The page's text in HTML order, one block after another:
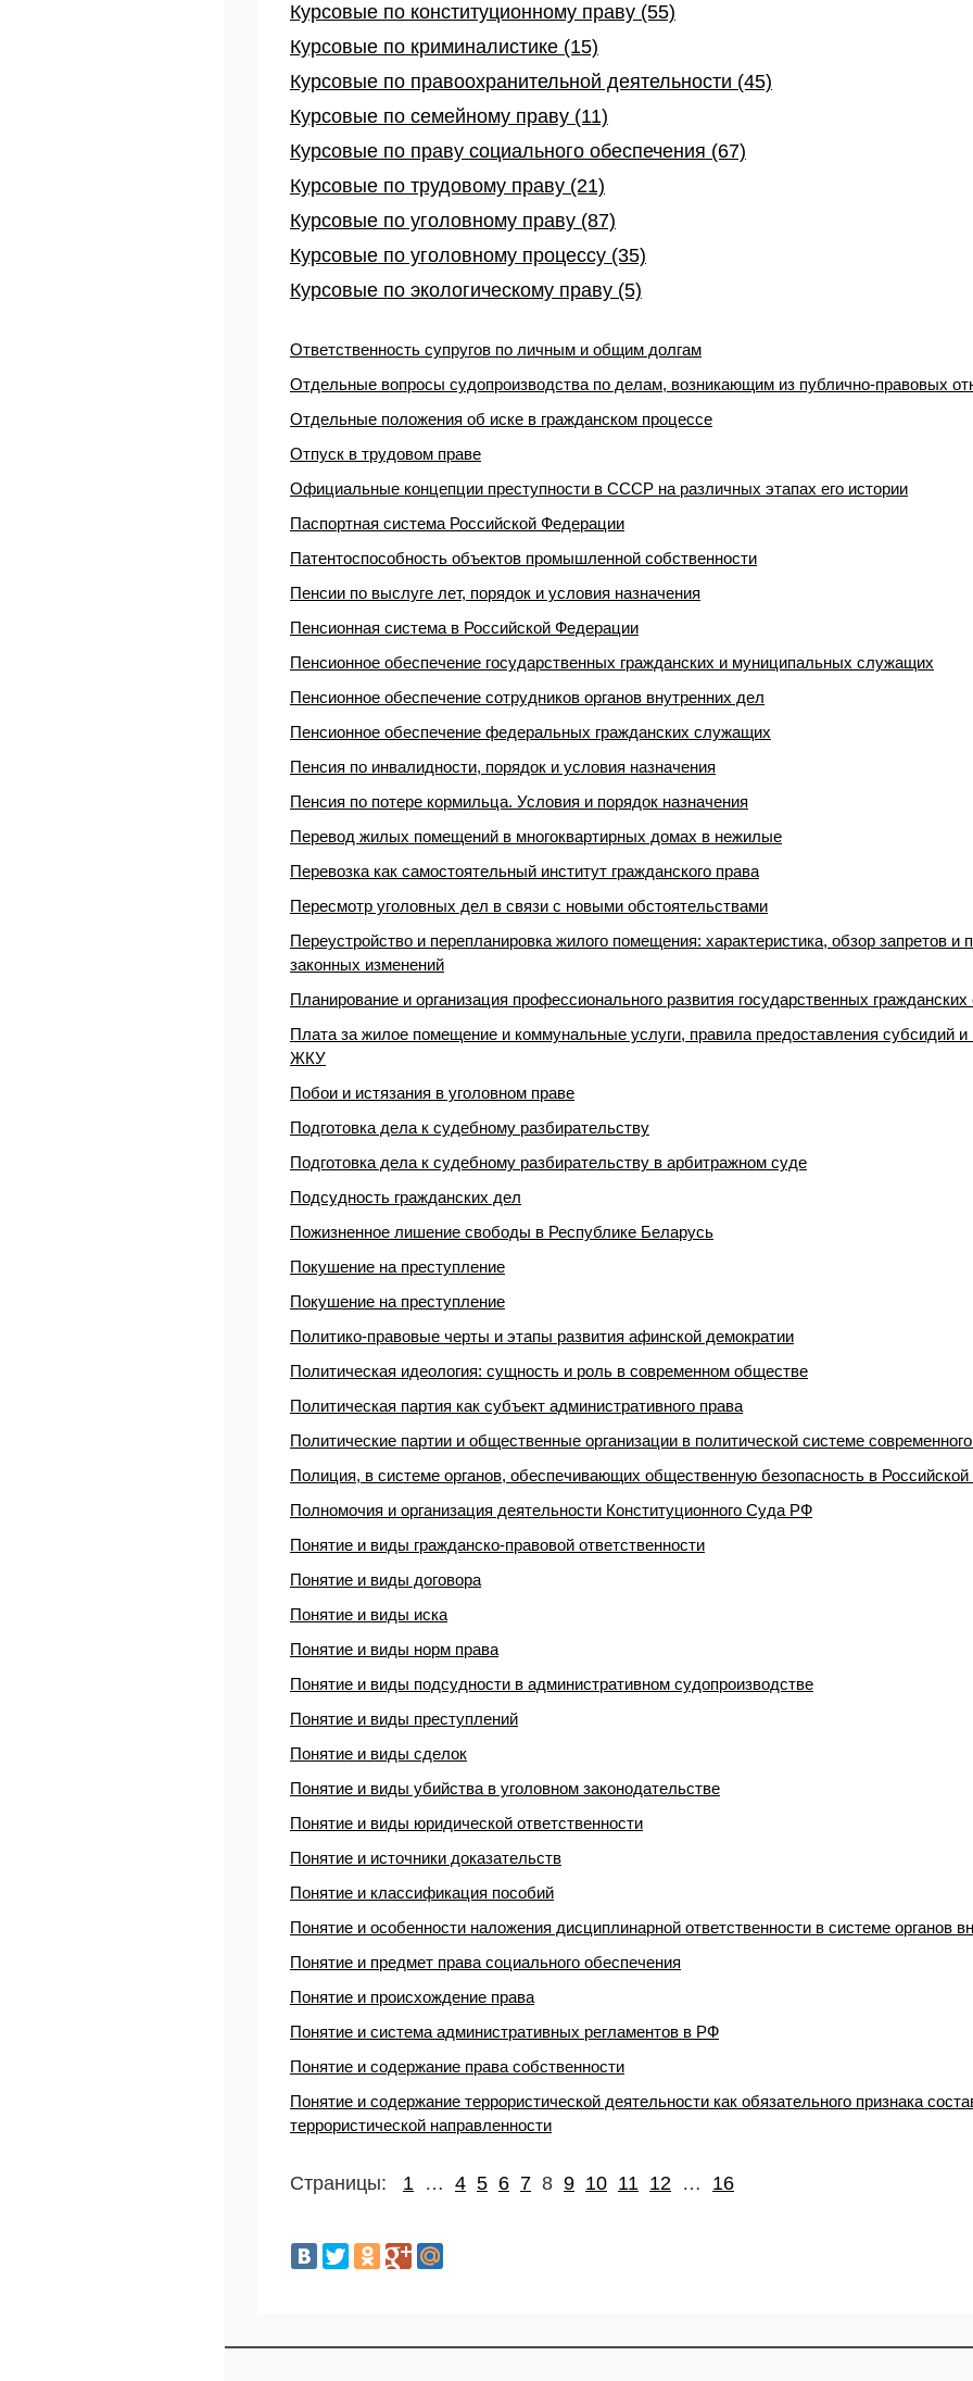
Курсовые по конституционному праву (55)
Курсовые по криминалистике (15)
Курсовые по правоохранительной деятельности (45)
Курсовые по семейному праву (11)
Курсовые по праву социального обеспечения (67)
Курсовые по трудовому праву (21)
Курсовые по уголовному праву (87)
Курсовые по уголовному процессу (35)
Курсовые по экологическому праву (5)
Ответственность супругов по личным и общим долгам
Отдельные вопросы судопроизводства по делам, возникающим из публично-правовых
Отдельные положения об иске в гражданском процессе
Отпуск в трудовом праве
Официальные концепции преступности в СССР на различных этапах его истории
Паспортная система Российской Федерации
Патентоспособность объектов промышленной собственности
Пенсии по выслуге лет, порядок и условия назначения
Пенсионная система в Российской Федерации
Пенсионное обеспечение государственных гражданских и муниципальных служащих
Пенсионное обеспечение сотрудников органов внутренних дел
Пенсионное обеспечение федеральных гражданских служащих
Пенсия по инвалидности, порядок и условия назначения
Пенсия по потере кормильца. Условия и порядок назначения
Перевод жилых помещений в многоквартирных домах в нежилые
Перевозка как самостоятельный институт гражданского права
Пересмотр уголовных дел в связи с новыми обстоятельствами
Переустройство и перепланировка жилого помещения: характеристика, обзор запретов и
законных изменений
Планирование и организация профессионального развития государственных
Плата за жилое помещение и коммунальные услуги, правила предоставления субсидий и
ЖКУ
Побои и истязания в уголовном праве
Подготовка дела к судебному разбирательству
Подготовка дела к судебному разбирательству в арбитражном суде
Подсудность гражданских дел
Пожизненное лишение свободы в Республике Беларусь
Покушение на преступление
Покушение на преступление
Политико-правовые черты и этапы развития афинской демократии
Политическая идеология: сущность и роль в современном обществе
Политическая партия как субъект административного права
Политические партии и общественные организации в политической системе
Полиция, в системе органов, обеспечивающих общественную безопасность в
Полномочия и организация деятельности Конституционного Суда РФ
Понятие и виды гражданско-правовой ответственности
Понятие и виды договора
Понятие и виды иска
Понятие и виды норм права
Понятие и виды подсудности в административном судопроизводстве
Понятие и виды преступлений
Понятие и виды сделок
Понятие и виды убийства в уголовном законодательстве
Понятие и виды юридической ответственности
Понятие и источники доказательств
Понятие и классификация пособий
Понятие и особенности наложения дисциплинарной ответственности в системе органов
Понятие и предмет права социального обеспечения
Понятие и происхождение права
Понятие и система административных регламентов в РФ
Понятие и содержание права собственности
Понятие и содержание террористической деятельности как обязательного признака
террористической направленности
Страницы: 1 … 4 5 6 7 8 9 10 11 12 … 16